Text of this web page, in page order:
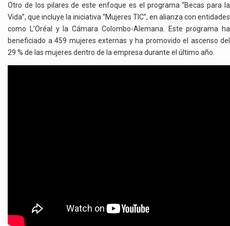
Otro de los pilares de este enfoque es el programa “Becas para la
Vida”, que incluye la iniciativa “Mujeres TIC”, en alianza con entidades
como L’Oréal y la Cámara Colombo-Alemana. Este programa ha
beneficiado a 459 mujeres externas y ha promovido el ascenso del
29 % de las mujeres dentro de la empresa durante el último año.